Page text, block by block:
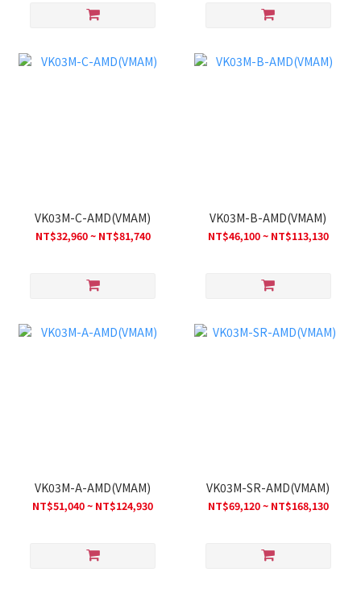
VK03M-C-AMD(VMAM)
NT$32,960 ~ NT$81,740
VK03M-B-AMD(VMAM)
NT$46,100 ~ NT$113,130
VK03M-A-AMD(VMAM)
NT$51,040 ~ NT$124,930
VK03M-SR-AMD(VMAM)
NT$69,120 ~ NT$168,130